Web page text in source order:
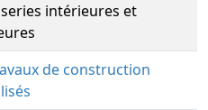
intérieures et
de construction